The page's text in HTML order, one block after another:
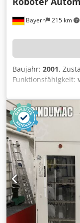
Bayern 215 km
Baujahr: 2001,
Funktionsfähigkeit:
umfangreich im
Konfiguration
Druckspülung: 1 x
x seitlich
Schmiersystem
Dkodpfx Aen
(X, Y, Z): 350, 250
Elektroden: max.
Magazin